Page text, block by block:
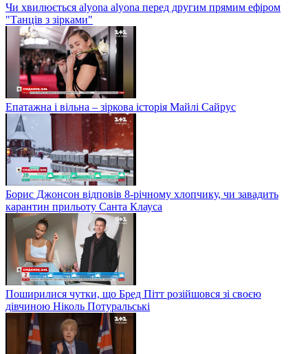
Чи хвилюється alyona alyona перед другим прямим ефіром
"Танців з зірками"
Епатажна і вільна – зіркова історія Майлі Сайрус
Борис Джонсон відповів 8-річному хлопчику, чи завадить
карантин прильоту Санта Клауса
Поширилися чутки, що Бред Пітт розійшовся зі своєю
дівчиною Ніколь Потуральські